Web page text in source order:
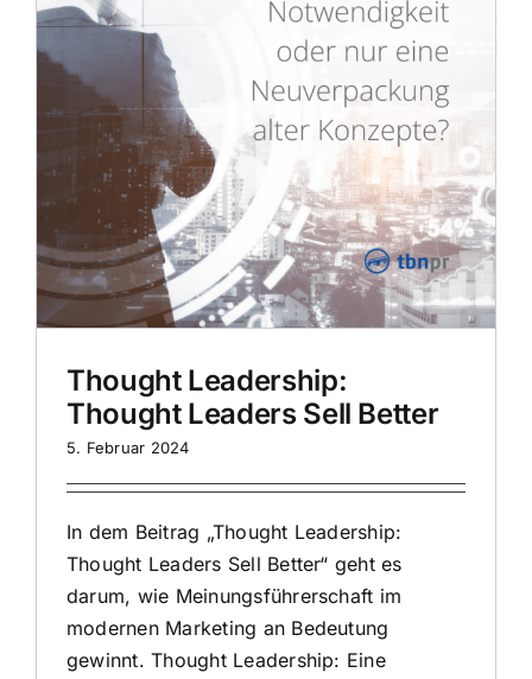
Thought Leadership:
Thought Leaders Sell Better
5. Februar 2024
In dem Beitrag „Thought Leadership:
Thought Leaders Sell Better“ geht es
darum, wie Meinungsführerschaft im
modernen Marketing an Bedeutung
gewinnt. Thought Leadership: Eine